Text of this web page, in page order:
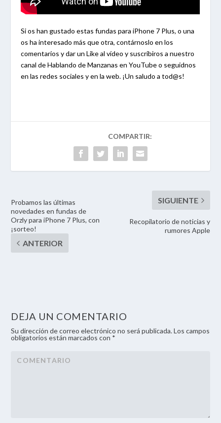
Si os han gustado estas fundas para iPhone 7 Plus, o una
os ha interesado más que otra, contárnoslo en los
comentarios y dar un Like al vídeo y suscribiros a nuestro
canal de Hablando de Manzanas en YouTube o seguidnos
en las redes sociales y en la web. ¡Un saludo a tod@s!
Probamos las últimas
novedades en fundas de
Orzly para iPhone 7 Plus, con
¡sorteo!
Recopilatorio de noticias y
rumores Apple
DEJA UN COMENTARIO
Su dirección de correo electrónico no será publicada. Los campos
obligatorios están marcados con *